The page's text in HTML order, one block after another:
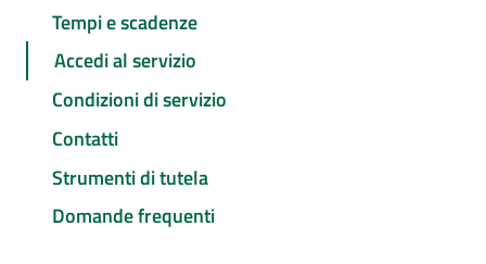
Tempi e scadenze
Accedi al servizio
Condizioni di servizio
Contatti
Strumenti di tutela
Domande frequenti